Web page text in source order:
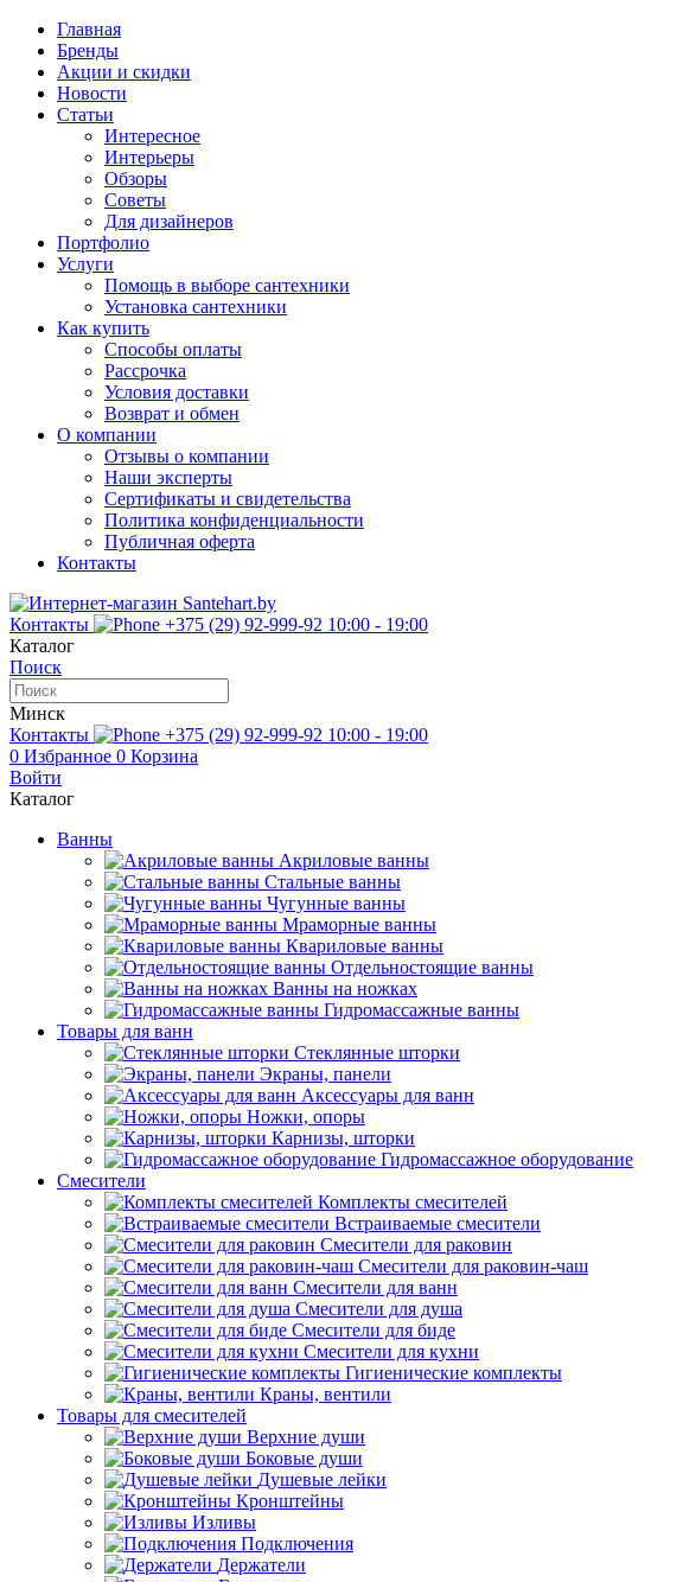
Главная
Бренды
Акции и скидки
Новости
Статьи
Интересное
Интерьеры
Обзоры
Советы
Для дизайнеров
Портфолио
Услуги
Помощь в выборе сантехники
Установка сантехники
Как купить
Способы оплаты
Рассрочка
Условия доставки
Возврат и обмен
О компании
Отзывы о компании
Наши эксперты
Сертификаты и свидетельства
Политика конфиденциальности
Публичная оферта
Контакты
Контакты +375 (29) 92-999-92 10:00 - 19:00
Каталог
Поиск
Минск
Контакты
+375 (29) 92-999-92 10:00 - 19:00
0 Избранное 0 Корзина
Войти
Каталог
Ванны
Акриловые ванны
Стальные ванны
Чугунные ванны
Мраморные ванны
Квариловые ванны
Отдельностоящие ванны
Ванны на ножках
Гидромассажные ванны
Товары для ванн
Стеклянные шторки
Экраны, панели
Аксессуары для ванн
Ножки, опоры
Карнизы, шторки
Гидромассажное оборудование
Смесители
Комплекты смесителей
Встраиваемые смесители
Смесители для раковин
Смесители для раковин-чаш
Смесители для ванн
Смесители для душа
Смесители для биде
Смесители для кухни
Гигиенические комплекты
Краны, вентили
Товары для смесителей
Верхние души
Боковые души
Душевые лейки
Кронштейны
Изливы
Подключения
Держатели